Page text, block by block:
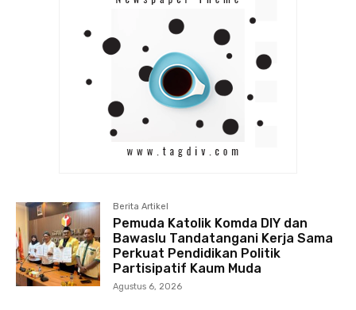
Berita Artikel
Pemuda Katolik Komda DIY dan
Bawaslu Tandatangani Kerja Sama
Perkuat Pendidikan Politik
Partisipatif Kaum Muda
Agustus 6, 2026